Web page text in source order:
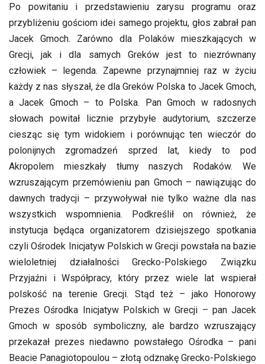
Po powitaniu i przedstawieniu zarysu programu oraz
przybliżeniu gościom idei samego projektu, głos zabrał pan
Jacek Gmoch. Zarówno dla Polaków mieszkających w
Grecji, jak i dla samych Greków jest to niezrównany
człowiek – legenda. Zapewne przynajmniej raz w życiu
każdy z nas słyszał, że dla Greków Polska to Jacek Gmoch,
a Jacek Gmoch – to Polska. Pan Gmoch w radosnych
słowach powitał licznie przybyłe audytorium, szczerze
ciesząc się tym widokiem i porównując ten wieczór do
polonijnych zgromadzeń sprzed lat, kiedy to pod
Akropolem mieszkały tłumy naszych Rodaków. We
wzruszającym przemówieniu pan Gmoch – nawiązując do
dawnych tradycji – przywoływał nie tylko ważne dla nas
wszystkich wspomnienia. Podkreślił on również, że
instytucja będąca organizatorem dzisiejszego spotkania
czyli Ośrodek Inicjatyw Polskich w Grecji powstała na bazie
wieloletniej działalności Grecko-Polskiego Związku
Przyjaźni i Współpracy, który przez wiele lat wspierał
polskość na terenie Grecji. Stąd też – jako Honorowy
Prezes Ośrodka Inicjatyw Polskich w Grecji – pan Jacek
Gmoch w sposób symboliczny, ale bardzo wzruszający
przekazał prezes niedawno powstałego Ośrodka – pani
Beacie Panagiotopoulou – złotą odznakę Grecko-Polskiego